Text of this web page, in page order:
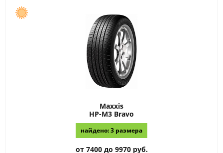
Maxxis
HP-M3 Bravo
найдено: 3 размера
от 7400 до 9970 руб.